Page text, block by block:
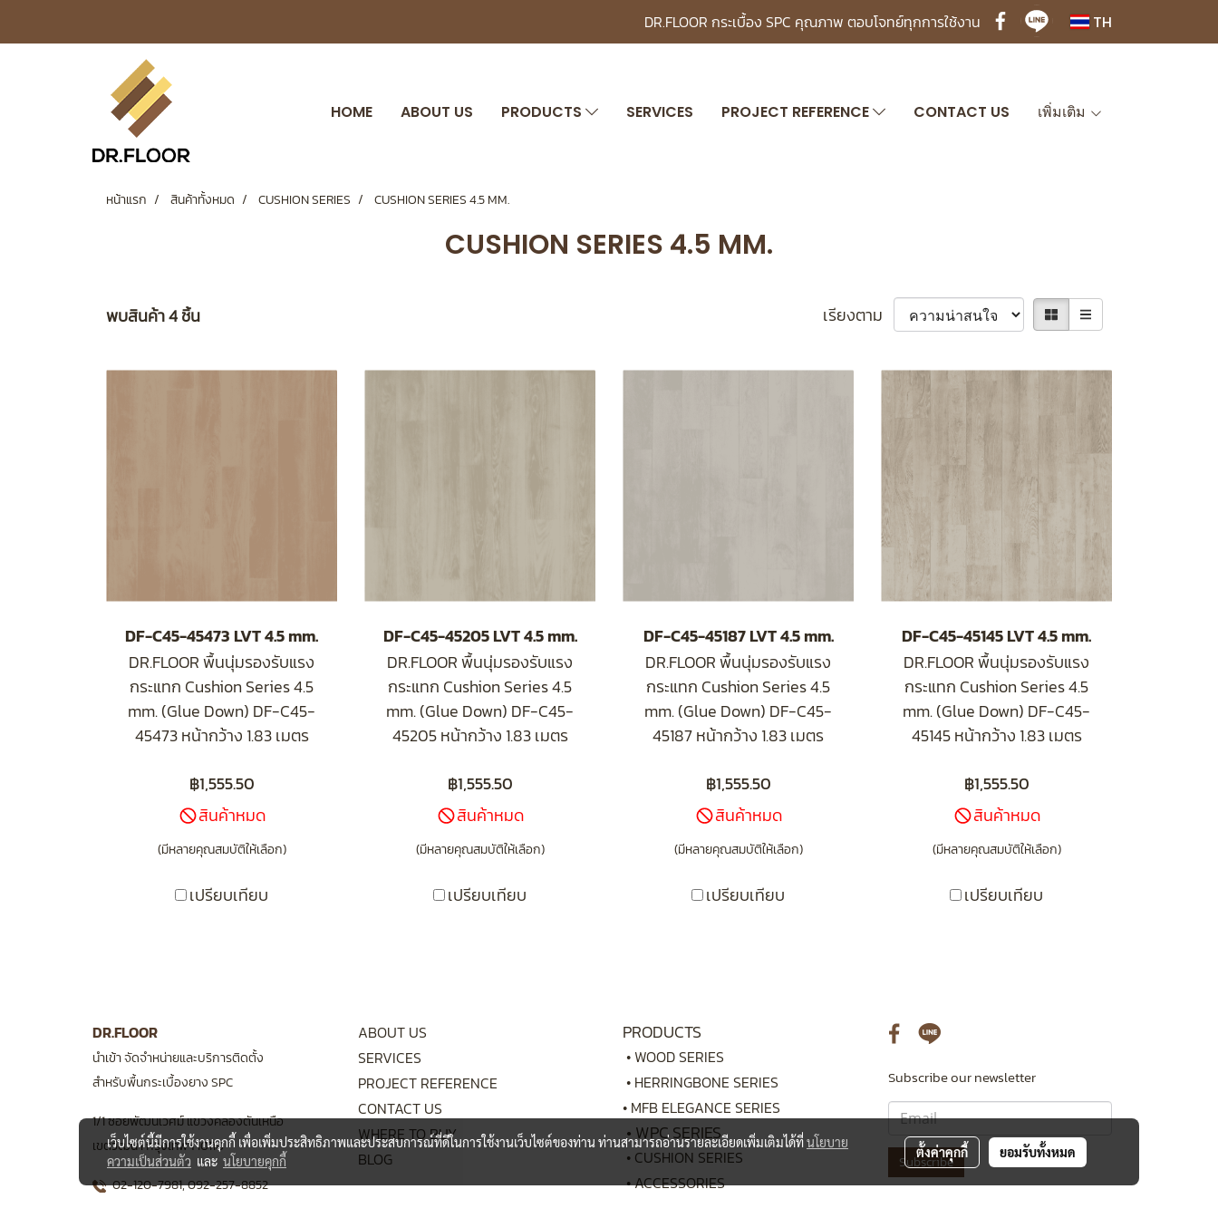
DR.FLOOR กระเบื้อง SPC คุณภาพ ตอบโจทย์ทุกการใช้งาน TH
HOME ABOUT US PRODUCTS SERVICES PROJECT REFERENCE CONTACT US เพิ่มเติม
หน้าแรก สินค้าทั้งหมด CUSHION SERIES CUSHION SERIES 4.5 MM.
CUSHION SERIES 4.5 MM.
พบสินค้า 4 ชิ้น เรียงตาม
DF-C45-45473 LVT 4.5 mm.
DR.FLOOR พื้นนุ่มรองรับแรง
กระแทก Cushion Series 4.5
mm. (Glue Down) DF-C45-
45473 หน้ากว้าง 1.83 เมตร
฿1,555.50
สินค้าหมด
(มีหลายคุณสมบัติให้เลือก)
เปรียบเทียบ
DF-C45-45205 LVT 4.5 mm.
DR.FLOOR พื้นนุ่มรองรับแรง
กระแทก Cushion Series 4.5
mm. (Glue Down) DF-C45-
45205 หน้ากว้าง 1.83 เมตร
฿1,555.50
สินค้าหมด
(มีหลายคุณสมบัติให้เลือก)
เปรียบเทียบ
DF-C45-45187 LVT 4.5 mm.
DR.FLOOR พื้นนุ่มรองรับแรง
กระแทก Cushion Series 4.5
mm. (Glue Down) DF-C45-
45187 หน้ากว้าง 1.83 เมตร
฿1,555.50
สินค้าหมด
(มีหลายคุณสมบัติให้เลือก)
เปรียบเทียบ
DF-C45-45145 LVT 4.5 mm.
DR.FLOOR พื้นนุ่มรองรับแรง
กระแทก Cushion Series 4.5
mm. (Glue Down) DF-C45-
45145 หน้ากว้าง 1.83 เมตร
฿1,555.50
สินค้าหมด
(มีหลายคุณสมบัติให้เลือก)
เปรียบเทียบ
DR.FLOOR
นำเข้า จัดจำหน่ายและบริการติดตั้ง
สำหรับพื้นกระเบื้องยาง SPC
1/1 ซอยพัฒนเวศม์ แขวงคลองตันเหนือ
เขตวัฒนา กรุงเทพฯ 10110
02-120-7981,092-257-8852
ABOUT US
SERVICES
PROJECT REFERENCE
CONTACT US
WHERE TO BUY
BLOG
PRODUCTS
• WOOD SERIES
• HERRINGBONE SERIES
• MFB ELEGANCE SERIES
• WPC SERIES
• CUSHION SERIES
•ACCESSORIES
Subscribe our newsletter
Subscribe
เว็บไซต์นี้มีการใช้งานคุกกี้ เพื่อเพิ่มประสิทธิภาพและประสบการณ์ที่ดีในการใช้งานเว็บไซต์ของท่าน ท่านสามารถอ่านรายละเอียดเพิ่มเติมได้ที่นโยบาย
ความเป็นส่วนตัว และ นโยบายคุกกี้
ตั้งค่าคุกกี้ ยอมรับทั้งหมด